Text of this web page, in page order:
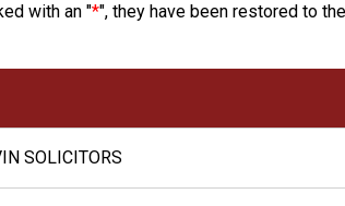
with an "*", they have been restored to
SOLICITORS